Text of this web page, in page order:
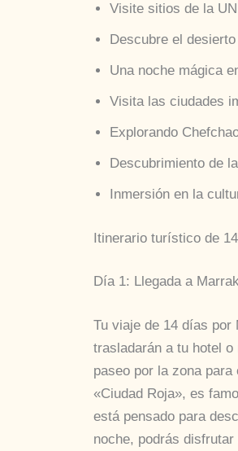
Visite sitios de la
Descubre el
Una noche mágica
Visita las ciudades
Explorando
Descubrimiento de
Inmersión en la
Itinerario turístico de
Día 1: Llegada a
Tu viaje de 14 días por
trasladarán a tu hotel
paseo por la zona
«Ciudad Roja», es
está pensado para
noche, podrás